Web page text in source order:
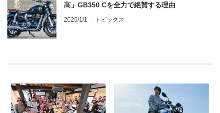
高」GB350 Cを全力で絶賛する理由
2026/1/1 トピックス